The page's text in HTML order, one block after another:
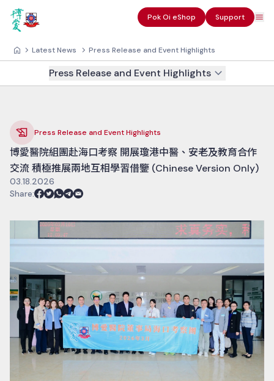
Pok Oi eShop Support
Latest News Press Release and Event Highlights
Press Release and Event Highlights
Press Release and Event Highlights
博愛醫院組團赴海口考察 開展瓊港中醫、安老及教育合作
交流 積極推展兩地互相學習借鑒 (Chinese Version Only)
03.18.2026
Share: